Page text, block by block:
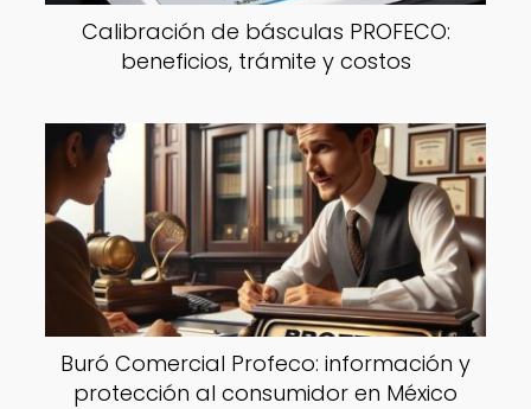
Calibración de básculas PROFECO:
beneficios, trámite y costos
Buró Comercial Profeco: información y
protección al consumidor en México